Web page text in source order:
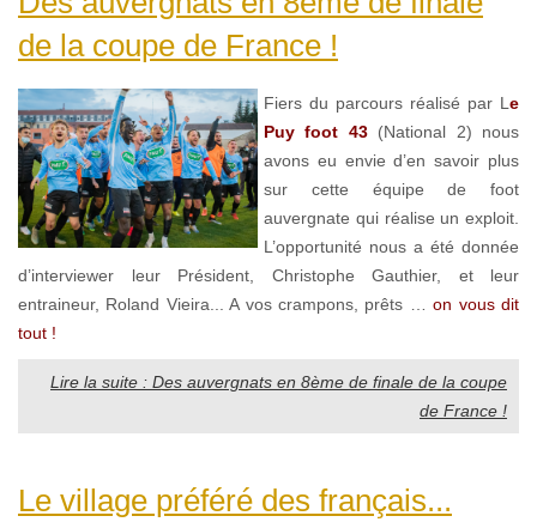
de la coupe de France !
Fiers du parcours réalisé par L e
Puy foot 43(National 2) nous
avons eu envie d’en savoir plus
sur cette équipe de foot
auvergnate qui réalise un exploit.
L’opportunité nous a été donnée
d’interviewer leur Président, Christophe Gauthier, et leur
entraineur, Roland Vieira... A vos crampons, prêts …on vous dit
tout !
Lire la suite : Des auvergnats en 8ème de finale de la coupe
de France !
Le village préféré des français...